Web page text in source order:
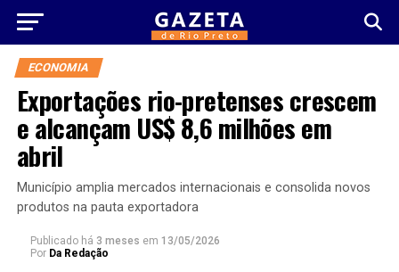
ECONOMIA
Exportações rio-pretenses crescem
e alcançam US$ 8,6 milhões em
abril
Município amplia mercados internacionais e consolida novos
produtos na pauta exportadora
Publicado há 3 meses em 13/05/2026
Por Da Redação